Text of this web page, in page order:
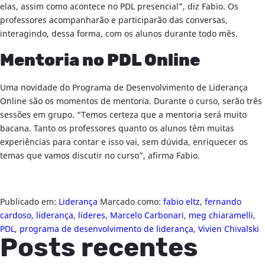
elas, assim como acontece no PDL presencial”, diz Fabio. Os
professores acompanharão e participarão das conversas,
interagindo, dessa forma, com os alunos durante todo mês.
Mentoria no PDL Online
Uma novidade do Programa de Desenvolvimento de Liderança
Online são os momentos de mentoria. Durante o curso, serão três
sessões em grupo. “Temos certeza que a mentoria será muito
bacana. Tanto os professores quanto os alunos têm muitas
experiências para contar e isso vai, sem dúvida, enriquecer os
temas que vamos discutir no curso”, afirma Fabio.
Publicado em: Liderança Marcado como: fabio eltz, fernando
cardoso, liderança, líderes, Marcelo Carbonari, meg chiaramelli,
PDL, programa de desenvolvimento de liderança, Vivien Chivalski
Posts recentes